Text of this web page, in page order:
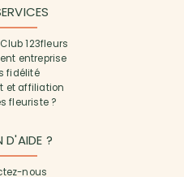
123fleurs
entreprise
fidélité
et affiliation
fleuriste ?
D'AIDE ?
nous